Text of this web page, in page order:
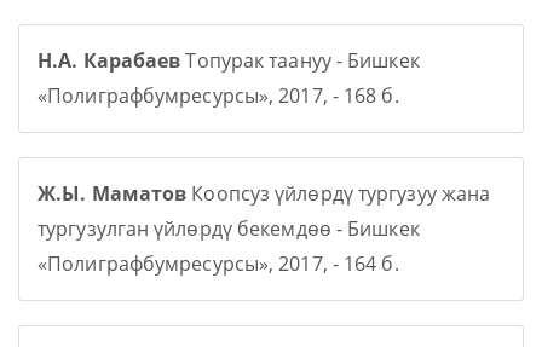
Н.А. КарабаевТопурак таануу - Бишкек
«Полиграфбумресурсы», 2017, - 168 б.
Ж.Ы. Маматов Коопсуз үйлөрдү тургузуу жана
тургузулган үйлөрдү бекемдөө - Бишкек
«Полиграфбумресурсы», 2017, - 164 б.